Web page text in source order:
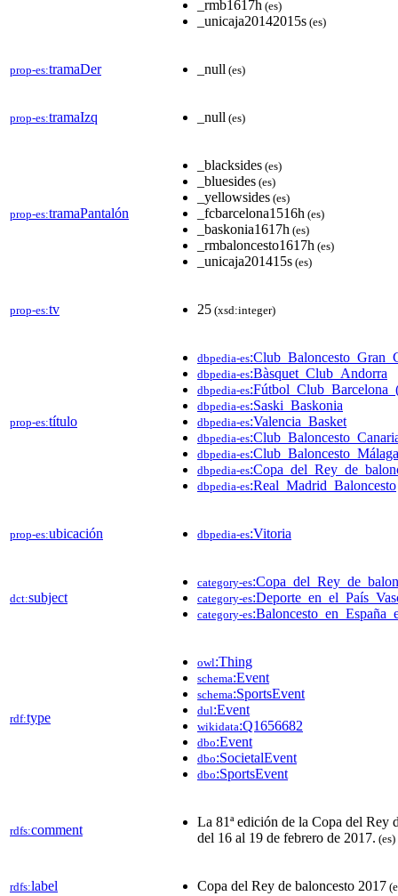
_rmb1617h (es)
_unicaja20142015s (es)
prop-es:tramaDer _null (es)
prop-es:tramaIzq _null (es)
prop-es:tramaPantalón
_blacksides (es)
_bluesides (es)
_yellowsides (es)
_fcbarcelona1516h (es)
_baskonia1617h (es)
_rmbaloncesto1617h (es)
_unicaja201415s (es)
prop-es:tv 25 (xsd:integer)
prop-es:título
dbpedia-es
dbpedia-es:Bàsquet_Club_Andorra
dbpedia-es
dbpedia-es:Saski_Baskonia
dbpedia-es:Valencia_Basket
dbpedia-es
dbpedia-es:Club_Baloncesto_Málaga
dbpedia-es
dbpedia-es:Real_Madrid_Baloncesto
prop-es:ubicación dbpedia-es:Vitoria
dct:subject
category-es
category-es
category-es
rdf:type
owl:Thing
schema:Event
schema:SportsEvent
dul:Event
wikidata:Q1656682
dbo:Event
dbo:SocietalEvent
dbo:SportsEvent
rdfs:comment
La 81ª edición de la Copa del Rey
del 16 al 19 de febrero de 2017.​ (es)
rdfs:label Copa del Rey de baloncesto 2017